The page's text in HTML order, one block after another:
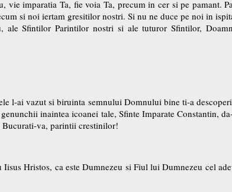
vie imparatia Ta, fie voia Ta, precum in cer si pe pamant.
si noi iertam gresitilor nostri. Si nu ne duce pe noi in
ale Sfintilor Parintilor nostri si ale tuturor Sfintilor,
l-ai vazut si biruinta semnului Domnului bine ti-a
inaintea icoanei tale, Sfinte Imparate Constantin,
Bucurati-va, parintii crestinilor!
Hristos, ca este Dumnezeu si Fiul lui Dumnezeu cel